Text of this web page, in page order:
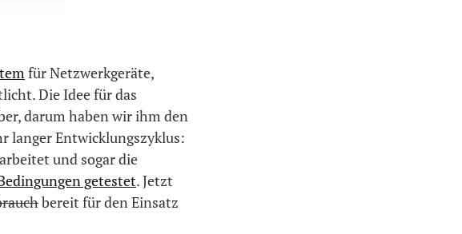
für Netzwerkgeräte,
Die Idee für das
darum haben wir ihm den
langer Entwicklungszyklus:
und sogar die
getestet. Jetzt
bereit für den Einsatz